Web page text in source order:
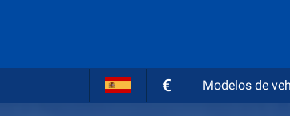
€ Modelos de